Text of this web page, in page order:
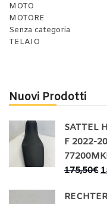
MOTO
MOTORE
Senza categoria
TELAIO
Nuovi Prodotti
SATTEL
F 2022-
175,50€